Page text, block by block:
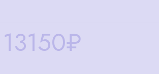
13150₽